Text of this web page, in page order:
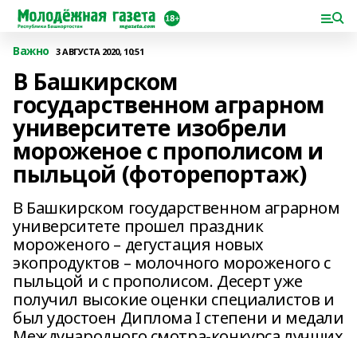
Важно 3 АВГУСТА 2020, 10:51
В Башкирском
государственном аграрном
университете изобрели
мороженое с прополисом и
пыльцой (фоторепортаж)
В Башкирском государственном аграрном
университете прошел праздник
мороженого – дегустация новых
экопродуктов – молочного мороженого с
пыльцой и с прополисом. Десерт уже
получил высокие оценки специалистов и
был удостоен Диплома I степени и медали